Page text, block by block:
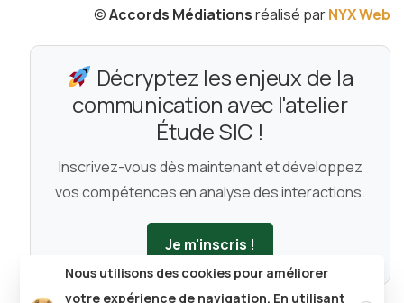
©Accords Médiationsréalisé parNYX Web
Décryptez les enjeux de la
communication avec l'atelier
Étude SIC !
Inscrivez-vous dès maintenant et développez
vos compétences en analyse des interactions.
Je m'inscris !
Nous utilisons des cookies pour améliorer
votre expérience de navigation. En utilisant